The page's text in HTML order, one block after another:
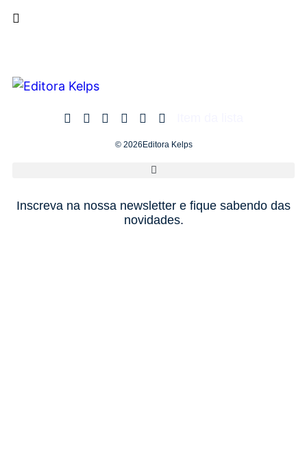
© 2026Editora Kelps
Inscreva na nossa newsletter e fique sabendo das
novidades.